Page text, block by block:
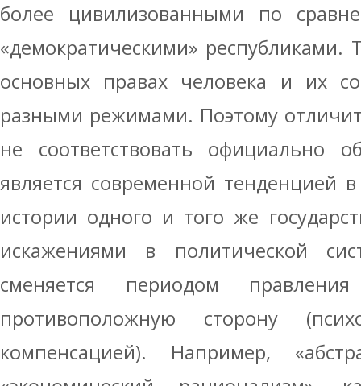
более цивилизованными по
«демократическими»
основных правах человека и их
разными режимами. Поэтому
не соответствовать официально
является современной тенденцией
истории одного и того же
искажениями в политической
сменяется периодом
противоположную сторону
компенсацией). Например,